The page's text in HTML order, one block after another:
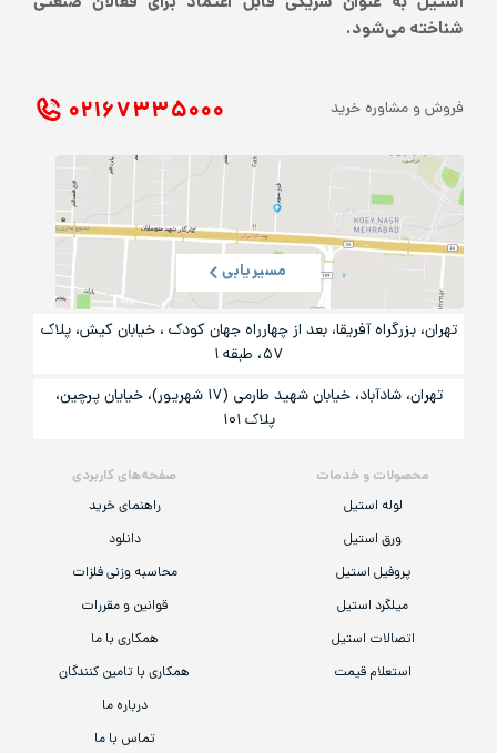
شناخته می‌شود.
محصولات و خدمات
لوله استیل
ورق استیل
پروفیل استیل
میلگرد استیل
اتصالات استیل
استعلام قیمت
صفحه‌های کاربردی
راهنمای خرید
دانلود
محاسبه وزنی فلزات
قوانین و مقررات
همکاری با ما
همکاری با تامین کنندگان
درباره ما
تماس با ما
فروش و مشاوره خرید ۰۲۱ ۶۷۳۳۵۰۰۰
مسیریابی
تهران، بزرگراه آفریقا، بعد از چهارراه جهان کودک ، خیابان کیش، پلاک
۵۷، طبقه ۱
تهران، شادآباد، خیابان شهید طارمی (۱۷ شهریور)، خیایان پرچین،
پلاک ۱۰۱